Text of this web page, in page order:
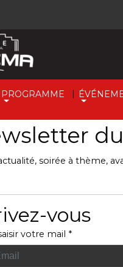
PROGRAMME |
soirée à thème,
vous
votre mail *